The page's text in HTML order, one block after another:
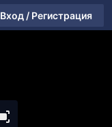
Вход / Регистрация